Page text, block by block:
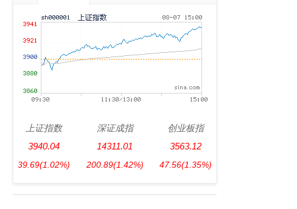
上证指数
3940.04
39.69(1.02%)
深证成指
14311.01
200.89(1.42%)
创业板指
3563.12
47.56(1.35%)